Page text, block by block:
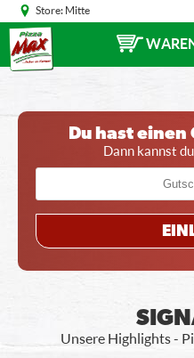
Store: Mitte
Du hast
Dann kannst
Unsere Highlights -